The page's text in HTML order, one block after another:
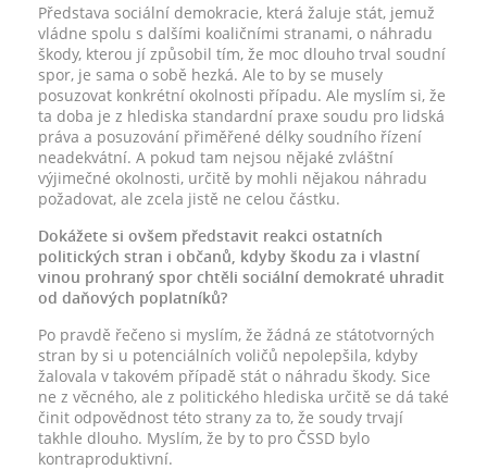
Představa sociální demokracie, která žaluje stát, jemuž
vládne spolu s dalšími koaličními stranami, o náhradu
škody, kterou jí způsobil tím, že moc dlouho trval soudní
spor, je sama o sobě hezká. Ale to by se musely
posuzovat konkrétní okolnosti případu. Ale myslím si, že
ta doba je z hlediska standardní praxe soudu pro lidská
práva a posuzování přiměřené délky soudního řízení
neadekvátní. A pokud tam nejsou nějaké zvláštní
výjimečné okolnosti, určitě by mohli nějakou náhradu
požadovat, ale zcela jistě ne celou částku.
Dokážete si ovšem představit reakci ostatních
politických stran i občanů, kdyby škodu za i vlastní
vinou prohraný spor chtěli sociální demokraté uhradit
od daňových poplatníků?
Po pravdě řečeno si myslím, že žádná ze státotvorných
stran by si u potenciálních voličů nepolepšila, kdyby
žalovala v takovém případě stát o náhradu škody. Sice
ne z věcného, ale z politického hlediska určitě se dá také
činit odpovědnost této strany za to, že soudy trvají
takhle dlouho. Myslím, že by to pro ČSSD bylo
kontraproduktivní.